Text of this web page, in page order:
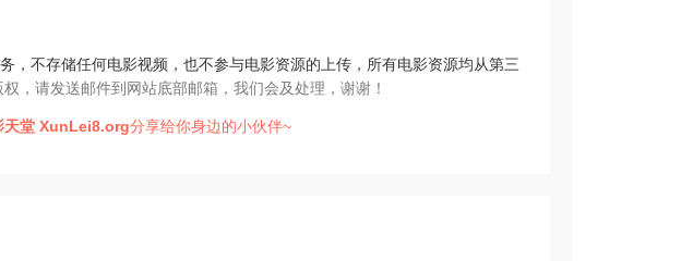
，不存储任何电影视频，也不参与电影资源的上传，所有电影资源均从第三
，请发送邮件到网站底部邮箱，我们会及处理，谢谢！
天堂 XunLei8.org分享给你身边的小伙伴~